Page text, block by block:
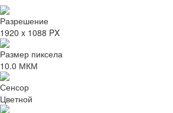
Разрешение
1920 x 1088 PX
Размер пиксела
10.0 МКМ
Сенсор
Цветной